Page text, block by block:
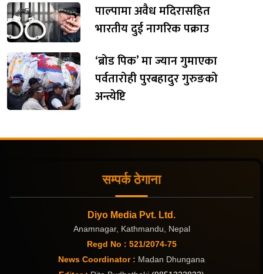
पाल्पामा अवैध मदिरासहित
भारतीय दुई नागरिक पक्राउ
‘ब्रोड पिक’ मा ज्यान गुमाएका
पर्वतारोही पुरबहादुर गुरुङको
अन्त्येष्टि
सम्पर्क ठेगाना
Diyo Media Pvt. Ltd.
Anamnagar, Kathmandu, Nepal
Regd No : 521/2074-75
News Coordinator : Madan Dhungana